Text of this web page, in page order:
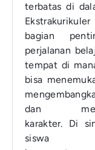
terbatas di
bagian
perjalanan
tempat di
bisa
dan
karakter. Di
siswa